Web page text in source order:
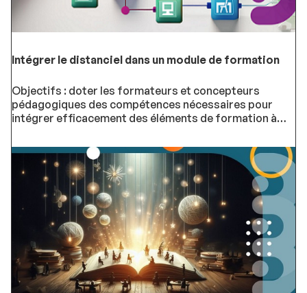
Intégrer le distanciel dans un module de formation
Objectifs : doter les formateurs et concepteurs
pédagogiques des compétences nécessaires pour
intégrer efficacement des éléments de formation à